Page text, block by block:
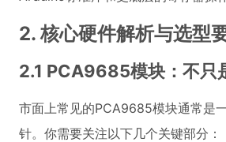
2. 核心硬件解析与选型
2.1 PCA9685模块：不只
市面上常见的PCA9685模块通常是
针。你需要关注以下几个关键部分：